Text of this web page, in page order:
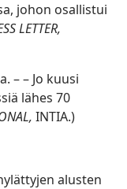
johon osallistui
LETTER,
– – Jo kuusi
lähes 70
INTIA.)
alusten